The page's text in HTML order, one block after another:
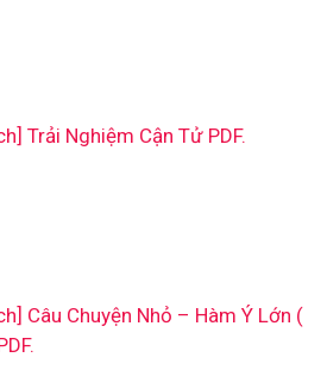
Trải Nghiệm Cận Tử PDF.
Câu Chuyện Nhỏ – Hàm Ý Lớn (